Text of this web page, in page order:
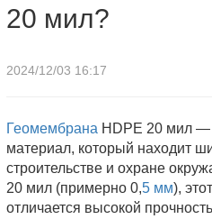
20 мил?
2024/12/03 16:17
Геомембрана HDPE 20 мил —
материал, который находит
строительстве и охране
20 мил (примерно 0,5 мм),
отличается высокой